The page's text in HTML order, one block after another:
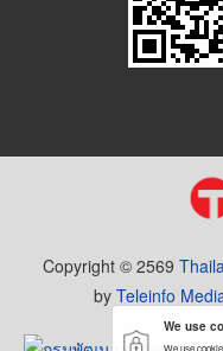
Copyright © 2569
by Teleinfo
We use
We use